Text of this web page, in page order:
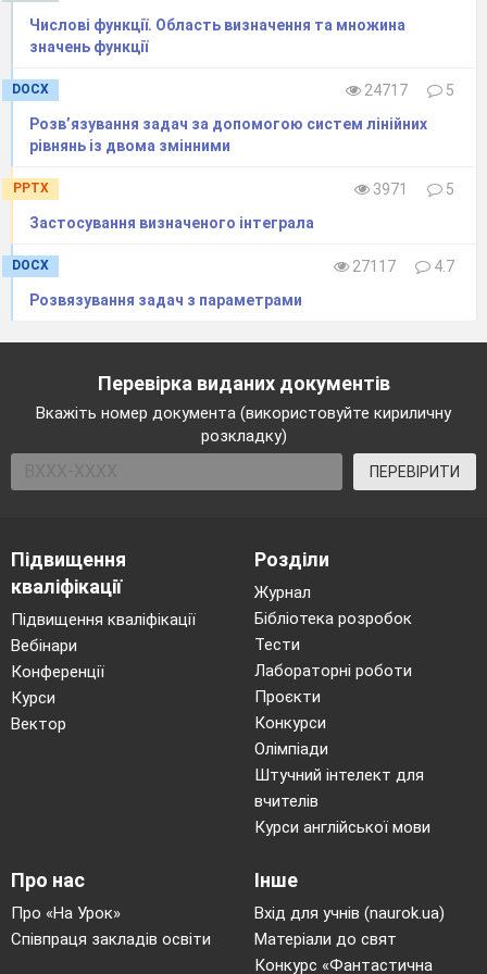
Числові функції. Область визначення та множина
значень функції
DOCX 24717
5
Розв’язування задач за допомогою систем лінійних
рівнянь із двома змінними
PPTX 3971
5
Застосування визначеного інтеграла
DOCX 27117
4.7
Розвязування задач з параметрами
Перевірка виданих документів
Вкажіть номер документа (використовуйте кириличну
розкладку)
ПЕРЕВІРИТИ
Підвищення
кваліфікації
Підвищення кваліфікації
Вебінари
Конференції
Курси
Вектор
Розділи
Журнал
Бібліотека розробок
Тести
Лабораторні роботи
Проєкти
Конкурси
Олімпіади
Штучний інтелект для
вчителів
Курси англійської мови
Про нас
Про «На Урок»
Співпраця закладів освіти
Інше
Вхід для учнів (naurok.ua)
Матеріали до свят
Конкурс «Фантастична